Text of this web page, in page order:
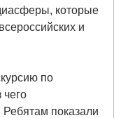
которые
и
по
чего
показали